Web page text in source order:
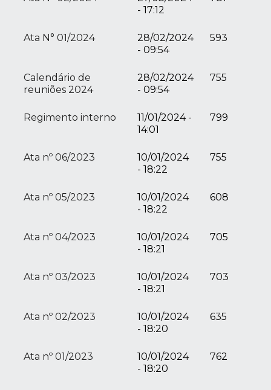
- 17:12
Ata N° 01/2024
28/02/2024
- 09:54
593
Calendário de
reuniões 2024
28/02/2024
- 09:54
755
Regimento interno
11/01/2024 -
14:01
799
Ata nº 06/2023
10/01/2024
- 18:22
755
Ata nº 05/2023
10/01/2024
- 18:22
608
Ata nº 04/2023
10/01/2024
- 18:21
705
Ata nº 03/2023
10/01/2024
- 18:21
703
Ata nº 02/2023
10/01/2024
- 18:20
635
Ata nº 01/2023
10/01/2024
- 18:20
762